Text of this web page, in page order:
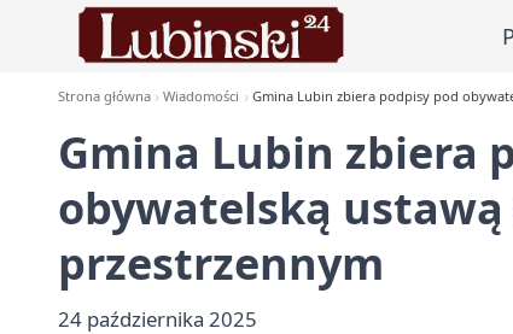
Strona główna Wiadomości Gmina Lubin zbiera podpisy pod
Gmina Lubin zbiera
obywatelską
przestrzennym
24 października 2025